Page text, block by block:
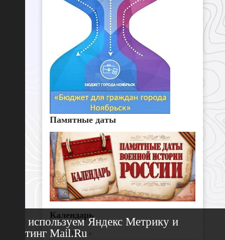
Памятные даты
Календарь
«Май 2026 »
Мы используем Яндекс Метрику и
Рейтинг Mail.Ru